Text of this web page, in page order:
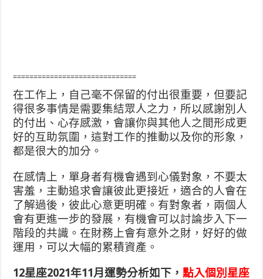
==============================
在工作上，自己毫不保留的付出很重要，但要記
得很多事情是需要集結眾人之力，所以感謝別人
的付出、心存感激，會讓你與其他人之間形成更
好的互助氛圍，這對工作的推動以及你的形象，
都是很大的加分。
在感情上，單身者有機會遇到心儀對象，不要太
害羞，主動追求會讓彼此更接近，適合的人會在
了解過後，彼此心意更明確。有對象者，兩個人
會有更進一步的發展，有機會可以討論步入下一
階段的共識。在財務上會有意外之財，好好的做
運用，可以大幅的累積資產。
12星座2021年11月運勢分析如下， 點入個別星座